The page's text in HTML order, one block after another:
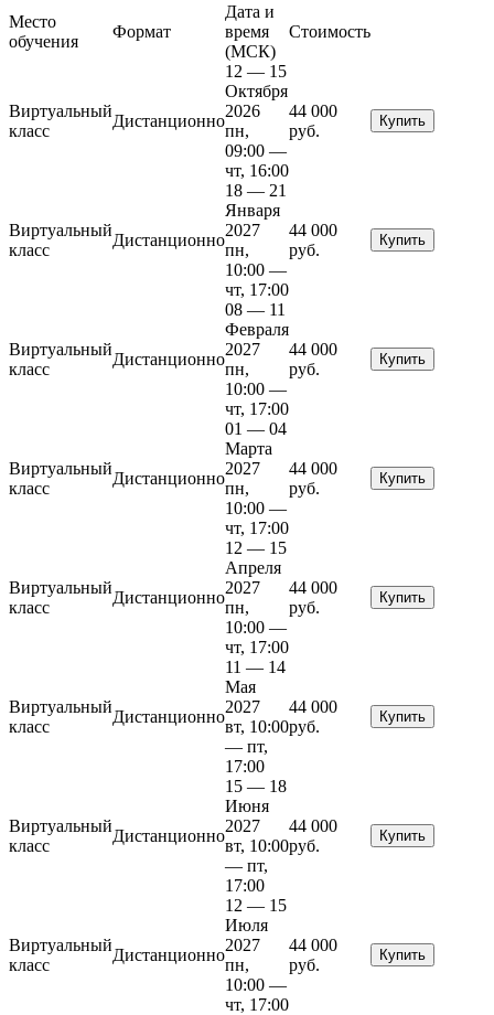
Место
обучения
Формат
Дата и
время
(МСК)
Стоимость
Виртуальный
класс
Дистанционно
12 — 15
Октября
2026
пн,
09:00 —
чт, 16:00
44 000
руб.
Купить
Виртуальный
класс
Дистанционно
18 — 21
Января
2027
пн,
10:00 —
чт, 17:00
44 000
руб.
Купить
Виртуальный
класс
Дистанционно
08 — 11
Февраля
2027
пн,
10:00 —
чт, 17:00
44 000
руб.
Купить
Виртуальный
класс
Дистанционно
01 — 04
Марта
2027
пн,
10:00 —
чт, 17:00
44 000
руб.
Купить
Виртуальный
класс
Дистанционно
12 — 15
Апреля
2027
пн,
10:00 —
чт, 17:00
44 000
руб.
Купить
Виртуальный
класс
Дистанционно
11 — 14
Мая
2027
вт, 10:00
— пт,
17:00
44 000
руб.
Купить
Виртуальный
класс
Дистанционно
15 — 18
Июня
2027
вт, 10:00
— пт,
17:00
44 000
руб.
Купить
Виртуальный
класс
Дистанционно
12 — 15
Июля
2027
пн,
10:00 —
чт, 17:00
44 000
руб.
Купить